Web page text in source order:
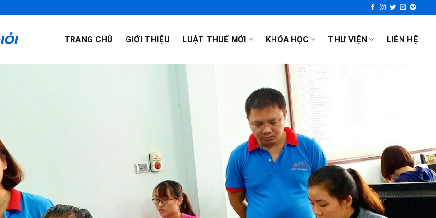
TRANG CHỦ GIỚI THIỆU LUẬT THUẾ MỚI KHÓA HỌC THƯ VIỆN LIÊN HỆ